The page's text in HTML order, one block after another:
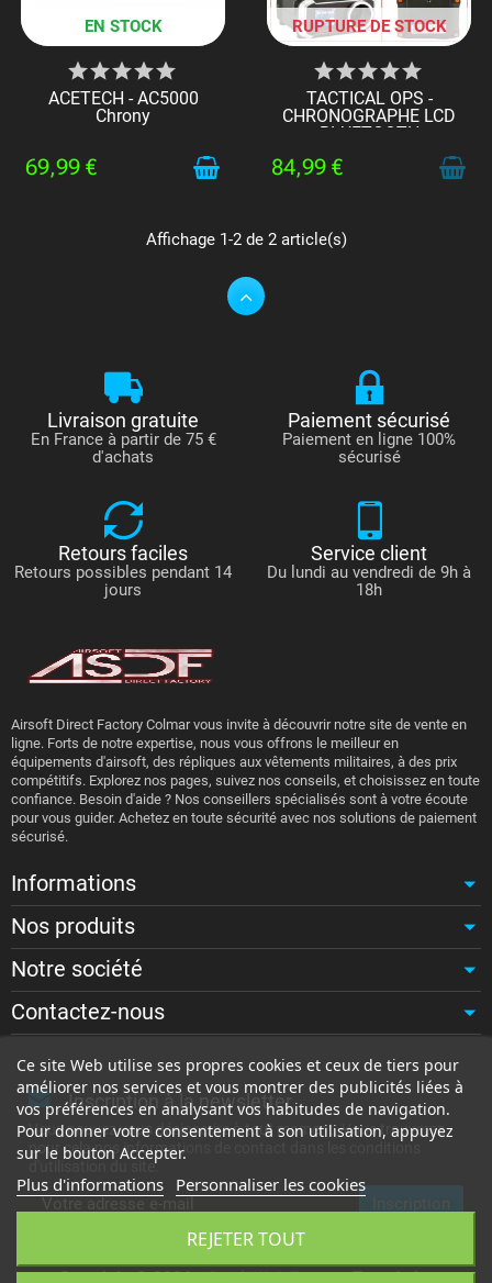
Ce site Web utilise ses propres cookies et ceux de tiers pour
améliorer nos services et vous montrer des publicités liées à
vos préférences en analysant vos habitudes de navigation.
Pour donner votre consentement à son utilisation, appuyez
sur le bouton Accepter.
Plus d'informations Personnaliser les cookies
REJETER TOUT
EN STOCK
ACETECH - AC5000
Chrony
69,99 €
RUPTURE DE STOCK
TACTICAL OPS -
CHRONOGRAPHE LCD
BLUETOOTH
84,99 €
Affichage 1-2 de 2 article(s)
Livraison gratuite
En France à partir de 75 €
d'achats
Paiement sécurisé
Paiement en ligne 100%
sécurisé
Retours faciles
Retours possibles pendant 14
jours
Service client
Du lundi au vendredi de 9h à
18h
Airsoft Direct Factory Colmar vous invite à découvrir notre site de vente en
ligne. Forts de notre expertise, nous vous offrons le meilleur en
équipements d'airsoft, des répliques aux vêtements militaires, à des prix
compétitifs. Explorez nos pages, suivez nos conseils, et choisissez en toute
confiance. Besoin d'aide ? Nos conseillers spécialisés sont à votre écoute
pour vous guider. Achetez en toute sécurité avec nos solutions de paiement
sécurisé.
Informations
Nos produits
Notre société
Contactez-nous
Inscription à la newsletter
Vous pouvez vous désinscrire à tout moment. Vous trouverez
pour cela nos informations de contact dans les conditions
d'utilisation du site.
Copyright © 2026 -Stack Web Factory. Tous droits